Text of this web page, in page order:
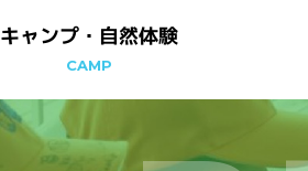
キャンプ・自然体験
CAMP